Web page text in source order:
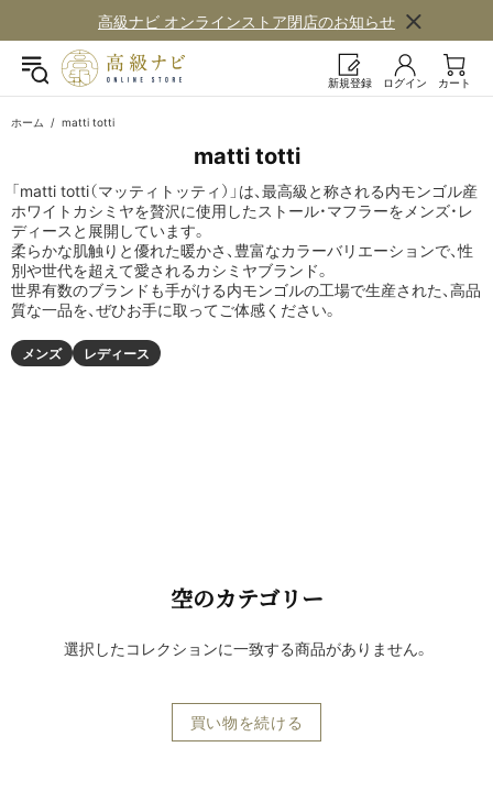
高級ナビ オンラインストア閉店の​お知らせ
新規登録 ログイン カート
ホーム matti totti
matti totti
「matti totti（マッティトッティ）」は、最高級と称される内モンゴル産
ホワイトカシミヤを贅沢に使用したストール・マフラーをメンズ・レ
ディースと展開しています。
柔らかな肌触りと優れた暖かさ、豊富なカラーバリエーションで、性
別や世代を超えて愛されるカシミヤブランド。
世界有数のブランドも手がける内モンゴルの工場で生産された、高品
質な一品を、ぜひお手に取ってご体感ください。
メンズ レディース
空の​カテゴリー
選択したコレクションに一致する商品がありません。
買い物を続ける